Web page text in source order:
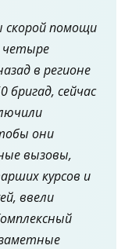
скорой помощи
четыре
в регионе
бригад, сейчас
они
вызовы,
курсов и
ввели